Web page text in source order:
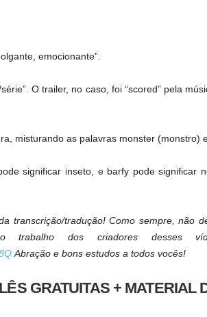
emocionante”.
O trailer, no caso, foi “scored” pela
misturando as palavras monster (monstro)
significar inseto, e barfy pode significar
transcrição/tradução! Como sempre, não
o trabalho dos criadores desses
Abração e bons estudos a todos vocês!
GRATUITAS + MATERIAL